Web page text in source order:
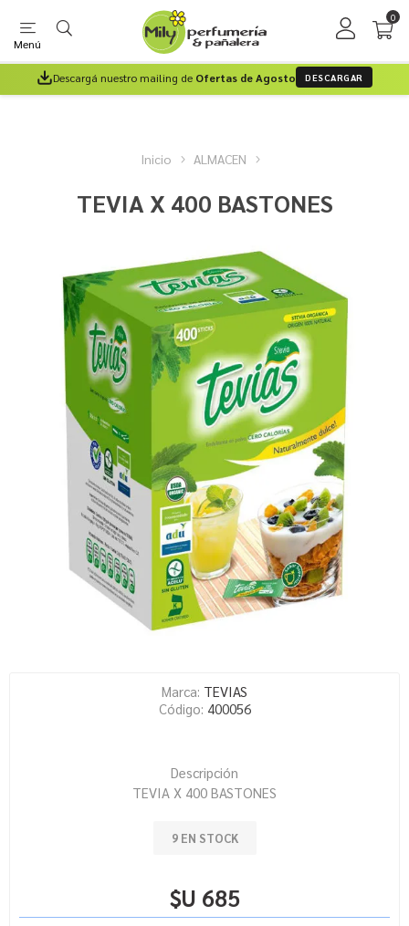
Menú
0
Descargá nuestro mailing de Ofertas de Agosto DESCARGAR
Inicio ALMACEN
TEVIA X 400 BASTONES
Marca: TEVIAS
Código: 400056
Descripción
TEVIA X 400 BASTONES
9 EN STOCK
$U 685